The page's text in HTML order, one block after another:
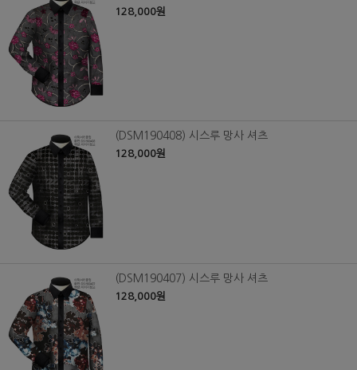
128,000원
(DSM190408) 시스루 망사 셔츠
128,000원
(DSM190407) 시스루 망사 셔츠
128,000원